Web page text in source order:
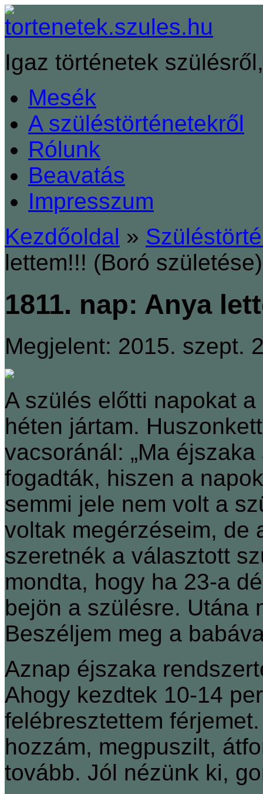
Igaz történetek
Mesék
A szüléstörténetekről
Rólunk
Beavatás
Impresszum
Kezdőoldal »
lettem!!! (Boró születése)
1811. nap: Anya
Megjelent: 2015. szept.
A szülés előtti napokat
héten jártam.
vacsoránál: „Ma
fogadták, hiszen a
semmi jele nem volt a
voltak megérzéseim, de
szeretnék a választott
mondta, hogy ha 23-a
bejön a szülésre. Utána
Beszéljem meg a
Aznap éjszaka
Ahogy kezdtek 10-14
felébresztettem
hozzám, megpuszilt,
tovább. Jól nézünk ki,